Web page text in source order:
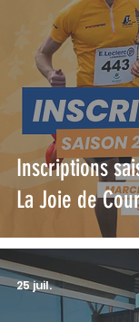
Inscriptions
La Joie de
25 juil.